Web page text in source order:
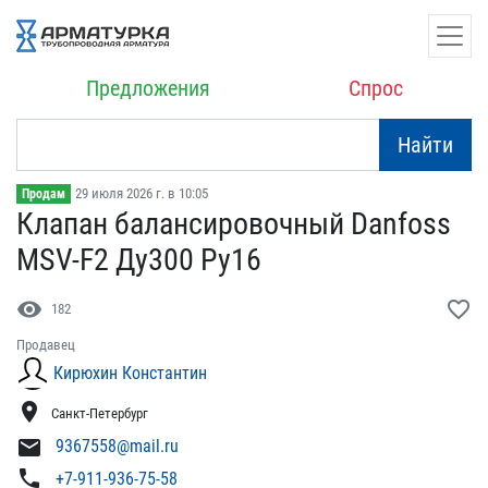
Предложения Спрос
Найти
Продам 29 июля 2026 г. в 10:05
Клапан балансировочный D​anfoss
MSV-F2 Ду300 Ру16
visibility 182 favorite_border
Продавец
Кирюхин Константин
location_on Санкт-Петербург
mail 9367558@mail.ru
phone +7-911-936-75-58